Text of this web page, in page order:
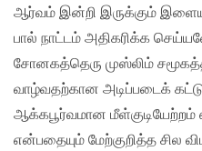
ஆர்வம் இன்றி இருக்கும்
பால் நாட்டம் அதிகரிக்க
சோனகத்தெரு முஸ்லிம்
வாழ்வதற்கான அடிப்படைக்
ஆக்கபூர்வமான மீள்குடியேற்றம்
என்பதையும் மேற்குறித்த சில